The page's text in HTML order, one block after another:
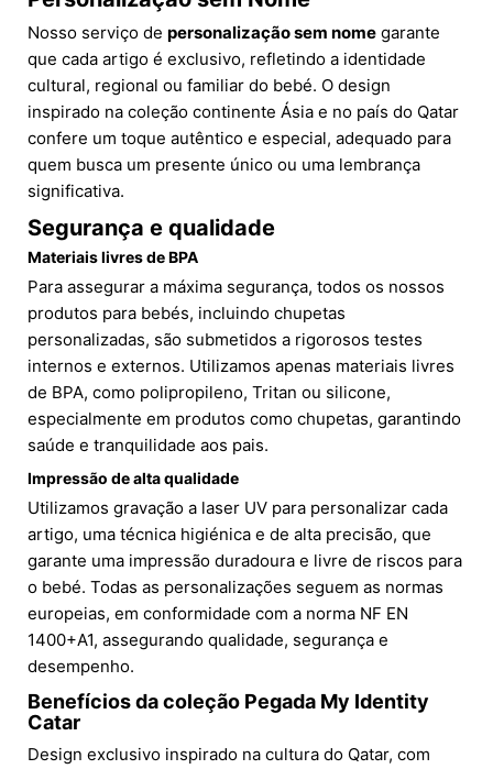
Nosso serviço de personalização sem nome garante
que cada artigo é exclusivo, refletindo a identidade
cultural, regional ou familiar do bebé. O design
inspirado na coleção continente Ásia e no país do Qatar
confere um toque autêntico e especial, adequado para
quem busca um presente único ou uma lembrança
significativa.
Segurança e qualidade
Materiais livres de BPA
Para assegurar a máxima segurança, todos os nossos
produtos para bebés, incluindo chupetas
personalizadas, são submetidos a rigorosos testes
internos e externos. Utilizamos apenas materiais livres
de BPA, como polipropileno, Tritan ou silicone,
especialmente em produtos como chupetas, garantindo
saúde e tranquilidade aos pais.
Impressão de alta qualidade
Utilizamos gravação a laser UV para personalizar cada
artigo, uma técnica higiénica e de alta precisão, que
garante uma impressão duradoura e livre de riscos para
o bebé. Todas as personalizações seguem as normas
europeias, em conformidade com a norma NF EN
1400+A1, assegurando qualidade, segurança e
desempenho.
Benefícios da coleção Pegada My Identity
Catar
Design exclusivo inspirado na cultura do Qatar, com